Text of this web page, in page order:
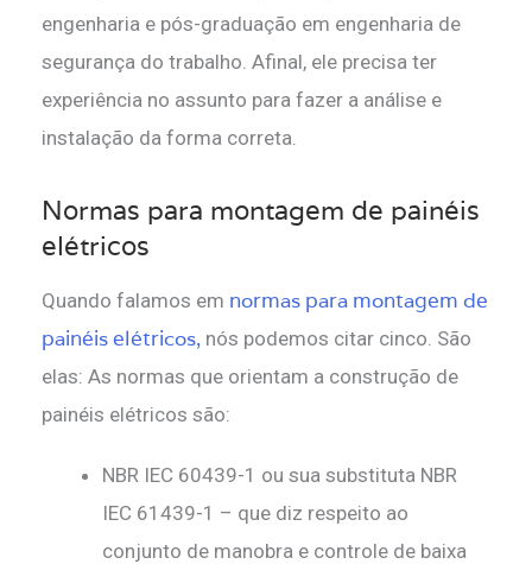
engenharia e pós-graduação em engenharia de
segurança do trabalho. Afinal, ele precisa ter
experiência no assunto para fazer a análise e
instalação da forma correta.
Normas para montagem de painéis
elétricos
Quando falamos em normas para montagem de
painéis elétricos, nós podemos citar cinco. São
elas: As normas que orientam a construção de
painéis elétricos são:
NBR IEC 60439-1 ou sua substituta NBR
IEC 61439-1 – que diz respeito ao
conjunto de manobra e controle de baixa